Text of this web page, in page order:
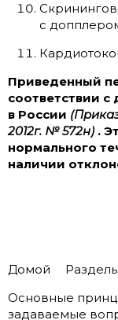
с
Приведенный
соответствии
в России
2012г. № 572н) .
нормального
наличии
Домой
Основные
задаваемые